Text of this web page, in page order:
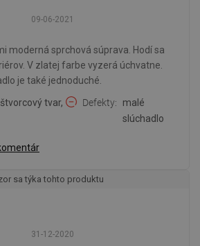
09-06-2021
moderná sprchová súprava. Hodí sa
V zlatej farbe vyzerá úchvatne.
je také jednoduché.
tvar,
Defekty
malé
slúchadlo
sa týka tohto produktu
31-12-2020